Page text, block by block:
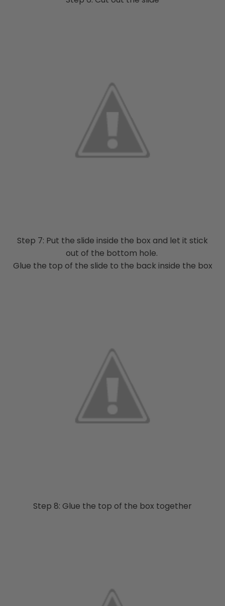
Step 7: Put the slide inside the box and let it stick
out of the bottom hole.
Glue the top of the slide to the back inside the box
Step 8: Glue the top of the box together